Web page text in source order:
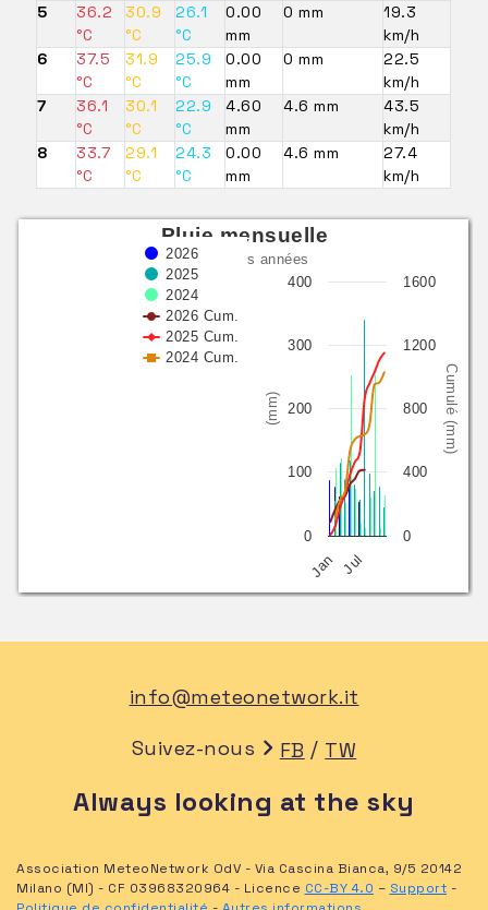
5
36.2
°C
30.9
°C
26.1
°C
0.00
mm
0 mm
19.3
km/h
6
37.5
°C
31.9
°C
25.9
°C
0.00
mm
0 mm
22.5
km/h
7
36.1
°C
30.1
°C
22.9
°C
4.60
mm
4.6 mm
43.5
km/h
8
33.7
°C
29.1
°C
24.3
°C
0.00
mm
4.6 mm
27.4
km/h
(mm) Cumulé (mm)
Pluie mensuelle
3 dernières années
2026
2025
2024
2026 Cum.
2025 Cum.
2024 Cum.
Jan Jul
0
100
200
300
400
0
400
800
1200
1600
info@meteonetwork.it
Suivez-nous FB / TW
Always looking at the sky
Association MeteoNetwork OdV - Via Cascina Bianca, 9/5 20142
Milano (MI) - CF 03968320964 - Licence CC-BY 4.0 – Support -